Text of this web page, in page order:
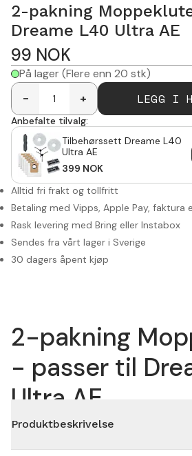
2-pakning
Dreame L40 Ultra AE
99 NOK
På lager(Flere enn 20 stk)
-
+ LEGG I
Anbefalte tilvalg:
Tilbehørssett Dreame L40
Ultra AE
399 NOK
Alltid fri frakt og tollfritt
Betaling med Vipps, Apple Pay, faktura
Rask levering med Bring eller Instabox
Sendes fra vårt lager i Sverige
30 dagers åpent kjøp
2-pakning
- passer til
Ultra AE
Produktbeskrivelse